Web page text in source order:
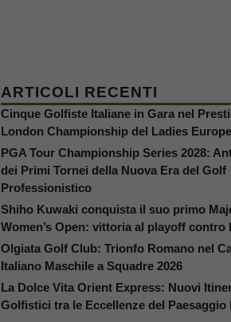
ARTICOLI RECENTI
Cinque Golfiste Italiane in Gara nel
London Championship del Ladies
PGA Tour Championship Series 2028:
dei Primi Tornei della Nuova Era del Golf
Professionistico
Shiho Kuwaki conquista il suo primo
Women’s Open: vittoria al playoff contro
Olgiata Golf Club: Trionfo Romano nel
Italiano Maschile a Squadre 2026
La Dolce Vita Orient Express: Nuovi
Golfistici tra le Eccellenze del Paesaggio